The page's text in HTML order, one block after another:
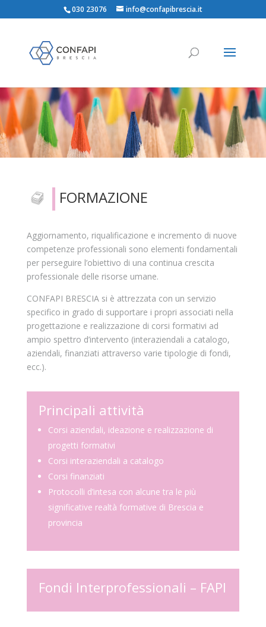
030 23076 info@confapibrescia.it
FORMAZIONE
Aggiornamento, riqualificazione e incremento di nuove
competenze professionali sono elementi fondamentali
per perseguire l’obiettivo di una continua crescita
professionale delle risorse umane.
CONFAPI BRESCIA si è attrezzata con un servizio
specifico in grado di supportare i propri associati nella
progettazione e realizzazione di corsi formativi ad
ampio spettro d’intervento (interaziendali a catalogo,
aziendali, finanziati attraverso varie tipologie di fondi,
ecc.).
Principali attività
Corsi aziendali, ideazione e realizzazione di
progetti formativi
Corsi interaziendali a catalogo
Corsi finanziati
Protocolli d’intesa con alcune tra le più
significative realtà formative di Brescia e
provincia
Fondi Interprofessionali – FAPI